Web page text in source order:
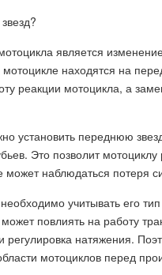
является
находятся на
реакции мотоцикла, а
установить переднюю
Это позволит
наблюдаться потеря
учитывать его
повлиять на работу
натяжения.
мотоциклов перед